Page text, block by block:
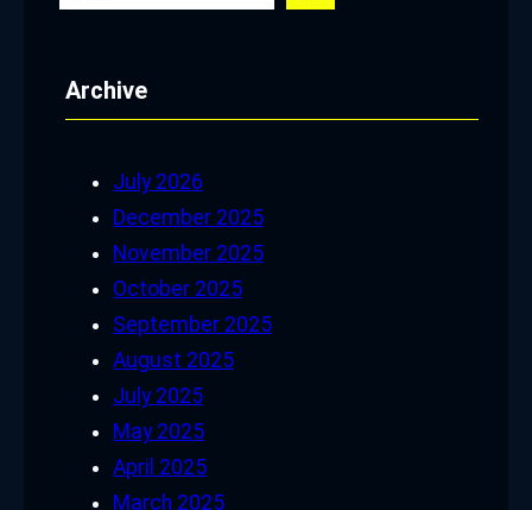
rArchive
July 2026
December 2025
November 2025
October 2025
September 2025
August 2025
July 2025
May 2025
April 2025
March 2025